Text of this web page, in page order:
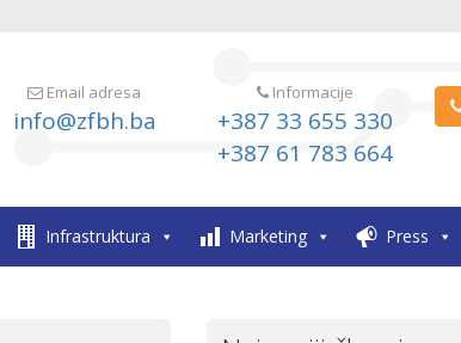
Email adresa
info@zfbh.ba
Informacije
+387 33 655 330
+387 61 783 664
Infrastruktura Marketing Press